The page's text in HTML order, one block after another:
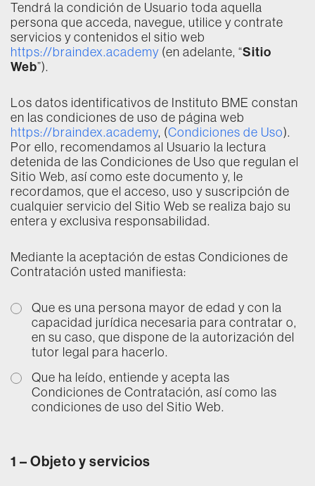
Tendrá la condición de Usuario toda aquella
persona que acceda, navegue, utilice y contrate
servicios y contenidos el sitio web
https://braindex.academy (en adelante, “Sitio
Web”).
Los datos identificativos de Instituto BME constan
en las condiciones de uso de página web
https://braindex.academy, (Condiciones de Uso).
Por ello, recomendamos al Usuario la lectura
detenida de las Condiciones de Uso que regulan el
Sitio Web, así como este documento y, le
recordamos, que el acceso, uso y suscripción de
cualquier servicio del Sitio Web se realiza bajo su
entera y exclusiva responsabilidad.
Mediante la aceptación de estas Condiciones de
Contratación usted manifiesta:
Que es una persona mayor de edad y con la
capacidad jurídica necesaria para contratar o,
en su caso, que dispone de la autorización del
tutor legal para hacerlo.
Que ha leído, entiende y acepta las
Condiciones de Contratación, así como las
condiciones de uso del Sitio Web.
1 – Objeto y servicios